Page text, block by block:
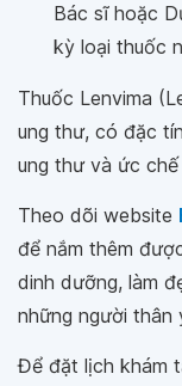
Bác sĩ hoặc
kỳ loại thuốc
Thuốc Lenvima
ung thư, có đặc
ung thư và ức
Theo dõi website
để nắm thêm
dinh dưỡng, làm
những người thân
Để đặt lịch khám